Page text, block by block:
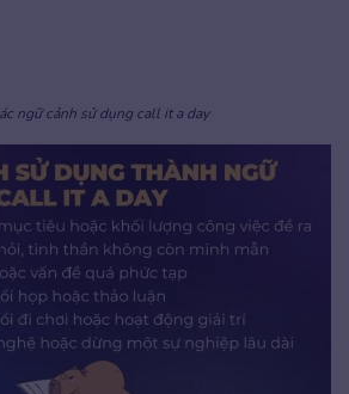
ngữ cảnh sử dụng call it a day